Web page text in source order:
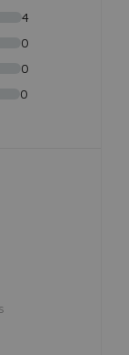
4
0
0
0